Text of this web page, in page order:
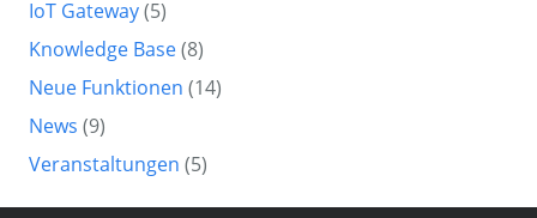
IoT Gateway(5)
Knowledge Base(8)
Neue Funktionen (14)
News (9)
Veranstaltungen (5)